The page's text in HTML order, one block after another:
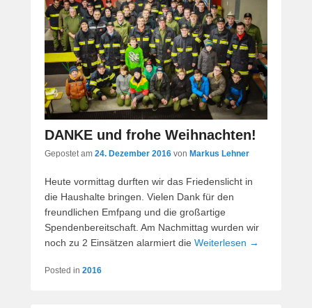
DANKE und frohe Weihnachten!
Gepostet am 24. Dezember 2016 von Markus Lehner
Heute vormittag durften wir das Friedenslicht in
die Haushalte bringen. Vielen Dank für den
freundlichen Emfpang und die großartige
Spendenbereitschaft. Am Nachmittag wurden wir
noch zu 2 Einsätzen alarmiert die Weiterlesen →
Posted in 2016